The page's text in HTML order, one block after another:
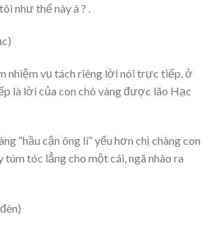
như thế này à ? .
nhiệm vụ tách riêng lời nói trực tiếp, ở
là lời của con chó vàng được lão Hạc
“hầu cận ông lí” yếu hơn chị chàng con
túm tóc lẳng cho một cái, ngã nhào ra